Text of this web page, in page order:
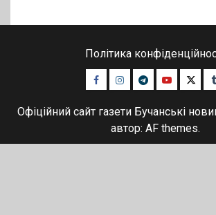
Політика
Facebook
Instagram
TelegramYoutubeTwitter
Офіційний сайт газети Бучанські
автор: AF themes.